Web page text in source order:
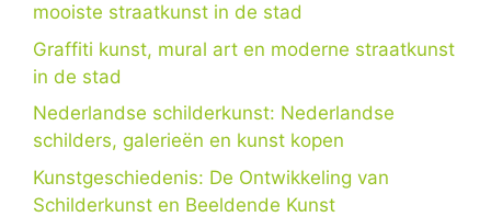
mooiste straatkunst in de stad
Graffiti kunst, mural art en moderne straatkunst
in de stad
Nederlandse schilderkunst: Nederlandse
schilders, galerieën en kunst kopen
Kunstgeschiedenis: De Ontwikkeling van
Schilderkunst en Beeldende Kunst